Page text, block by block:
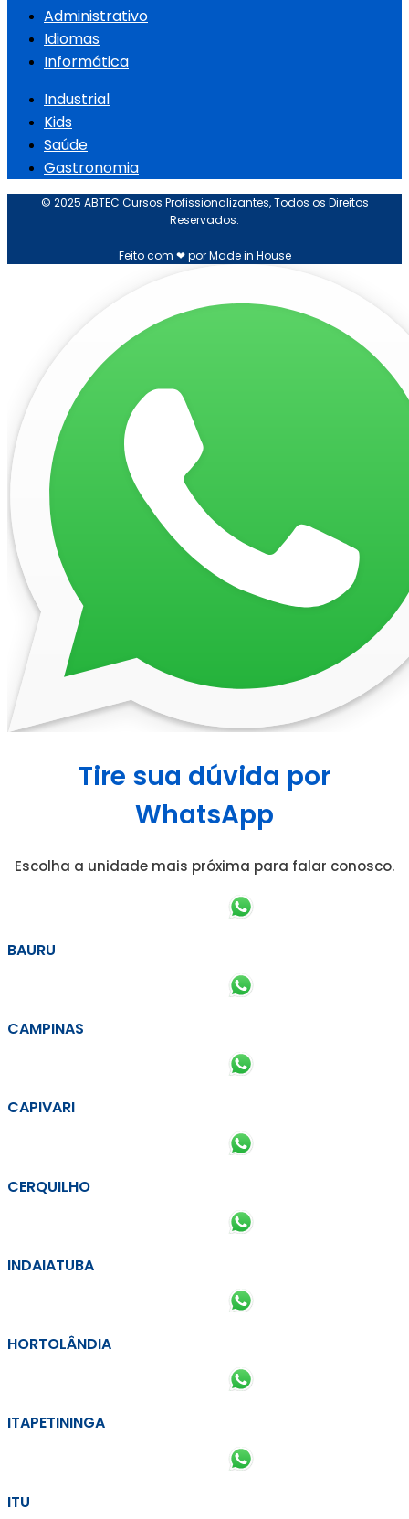
Administrativo
Idiomas
Informática
Industrial
Kids
Saúde
Gastronomia
© 2025 ABTEC Cursos Profissionalizantes, Todos os Direitos
Reservados.
Feito com ❤ por Made in House
Tire sua dúvida por
WhatsApp
Escolha a unidade mais próxima para falar conosco.
BAURU
CAMPINAS
CAPIVARI
CERQUILHO
INDAIATUBA
HORTOLÂNDIA
ITAPETININGA
ITU